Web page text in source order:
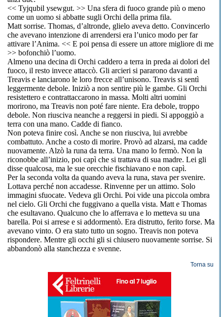
<< Tyjqubil ysewgut. >> Una sfera di fuoco grande più o meno
come un uomo si abbatte sugli Orchi della prima fila.
Matt sorrise. Thomas, d’altronde, glielo aveva detto. Convincerlo
che avevano intenzione di arrendersi era l’unico modo per far
attivare l’Anima. << E poi pensa di essere un attore migliore di me
>> bofonchiò l’uomo.
Almeno una decina di Orchi caddero a terra in preda ai dolori del
fuoco, il resto invece attaccò. Gli arcieri si pararono davanti a
Treavis e lanciarono le loro frecce all’unisono. Treavis si sentì
leggermente debole. Iniziò a non sentire più le gambe. Gli Orchi
resistettero e contrattaccarono in massa. Molti altri uomini
morirono, ma Treavis non poté fare niente. Era debole, troppo
debole. Non riusciva neanche a reggersi in piedi. Si appoggiò a
terra con una mano. Cadde di fianco.
Non poteva finire così. Anche se non riusciva, lui avrebbe
combattuto. Anche a costo di morire. Provò ad alzarsi, ma cadde
nuovamente. Alzò la runa da terra. Una mano lo fermò. Non la
riconobbe all’inizio, poi capì che si trattava di sua madre. Lei gli
disse qualcosa, ma le sue orecchie fischiavano e non capì.
Per la seconda volta da quando aveva la runa, stava per svenire.
Lottava perché non accadesse. Rinvenne per un attimo. Solo
immagini sfuocate. Vedeva gli Orchi. Poi vide una piccola ombra
nel cielo. Gli Orchi che fuggivano a quella vista. Matt e Thomas
che esultavano. Qualcuno che lo afferrava e lo metteva su una
barella. Poi si arrese e si addormentò. Era distrutto, ferito forse. Ma
avevano vinto. O era stato tutto un sogno. Treavis non poteva
rispondere. Mentre gli occhi gli si chiusero nuovamente sorrise. Si
abbandonò alla stanchezza e svenne.
Torna su